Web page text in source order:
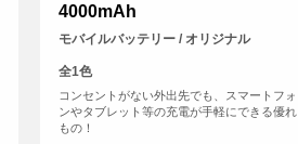
4000mAh
モバイルバッテリー / オリジナル
全1色
コンセントがない外出先でも、スマートフォ
ンやタブレット等の充電が手軽にできる優れ
もの！